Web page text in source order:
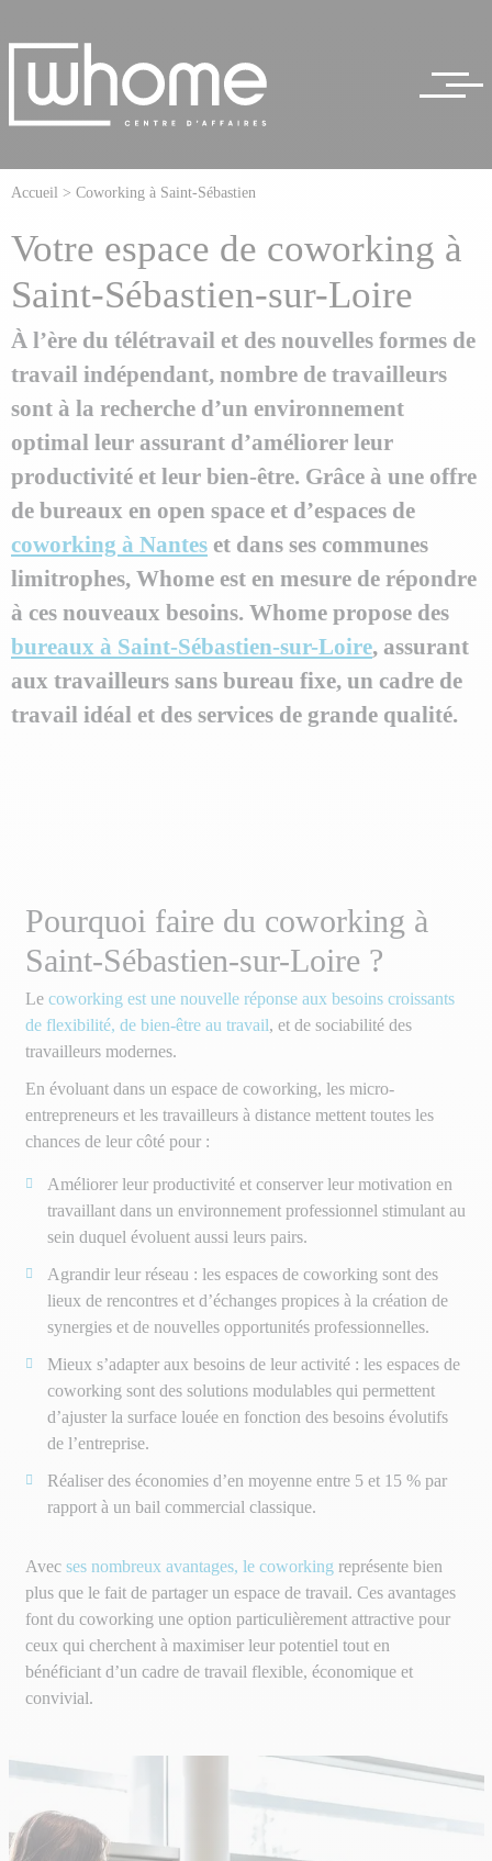
Accueil > Coworking à Saint-Sébastien
Votre espace de coworking à
Saint-Sébastien-sur-Loire
À l’ère du télétravail et des nouvelles formes de
travail indépendant, nombre de travailleurs
sont à la recherche d’un environnement
optimal leur assurant d’améliorer leur
productivité et leur bien-être. Grâce à une offre
de bureaux en open space et d’espaces de
coworking à Nantes et dans ses communes
limitrophes, Whome est en mesure de répondre
à ces nouveaux besoins. Whome propose des
bureaux à Saint-Sébastien-sur-Loire, assurant
aux travailleurs sans bureau fixe, un cadre de
travail idéal et des services de grande qualité.
Pourquoi faire du coworking à
Saint-Sébastien-sur-Loire ?
Le coworking est une nouvelle réponse aux besoins croissants
de flexibilité, de bien-être au travail, et de sociabilité des
travailleurs modernes.
En évoluant dans un espace de coworking, les micro-
entrepreneurs et les travailleurs à distance mettent toutes les
chances de leur côté pour :
Améliorer leur productivité et conserver leur motivation en
travaillant dans un environnement professionnel stimulant au
sein duquel évoluent aussi leurs pairs.
Agrandir leur réseau : les espaces de coworking sont des
lieux de rencontres et d’échanges propices à la création de
synergies et de nouvelles opportunités professionnelles.
Mieux s’adapter aux besoins de leur activité : les espaces de
coworking sont des solutions modulables qui permettent
d’ajuster la surface louée en fonction des besoins évolutifs
de l’entreprise.
Réaliser des économies d’en moyenne entre 5 et 15 % par
rapport à un bail commercial classique.
Avec ses nombreux avantages, le coworking représente bien
plus que le fait de partager un espace de travail. Ces avantages
font du coworking une option particulièrement attractive pour
ceux qui cherchent à maximiser leur potentiel tout en
bénéficiant d’un cadre de travail flexible, économique et
convivial.